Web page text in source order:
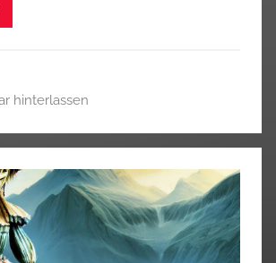
hinterlassen